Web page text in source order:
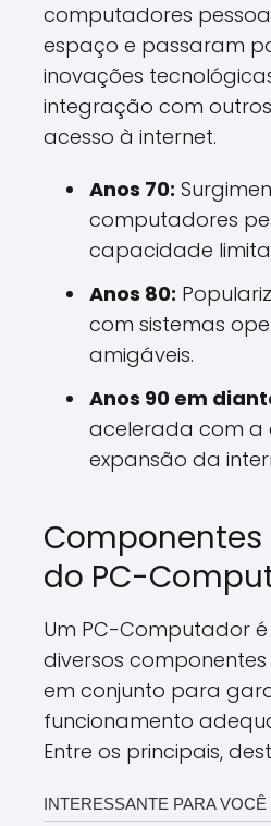
computadores
espaço e passaram
inovações
integração com
acesso à internet.
Anos 70:
computadores
capacidade
Anos 80:
com sistemas
amigáveis.
Anos 90 em
acelerada com a
expansão da
Componentes
do PC-
Um PC-Computador
diversos
em conjunto para
funcionamento
Entre os principais,